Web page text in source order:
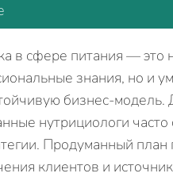
в сфере питания — это
знания, но и
бизнес-
нутрициологи
Продуманный
клиентов и